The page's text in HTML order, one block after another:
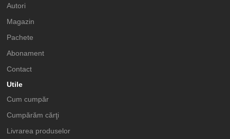
Autori
Magazin
Pachete
Abonament
Contact
Utile
Cum cumpăr
Cumpărăm cărţi
Livrarea produselor